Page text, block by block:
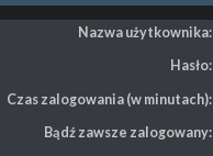
Nazwa użytkownika:
Hasło:
Czas zalogowania (w minutach):
Bądź zawsze zalogowany: